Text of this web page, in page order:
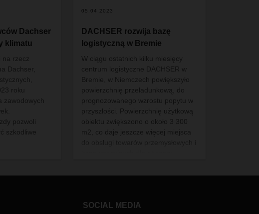
Dachser
klimatu
na rzecz
Dachser,
roku
zawodowych
pozwoli
szkodliwe
05.04.2023
DACHSER rozwija bazę
logistyczną w Bremie
W ciągu ostatnich kilku miesięcy
centrum logistyczne DACHSER w
Bremie, w Niemczech powiększyło
powierzchnię przeładunkową, do
prognozowanego wzrostu popytu w
przyszłości. Powierzchnię użytkową
obiektu zwiększono o około 3 300
m2, co daje jeszcze więcej miejsca
Dodatkowa powierzchnia przy
2023 roku.
SOCIAL MEDIA